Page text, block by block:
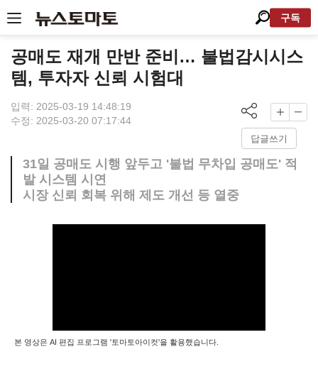
구독
공매도 재개 만반 준비… 불법감시시스
템, 투자자 신뢰 시험대
입력: 2025-03-19 14:48:19
수정: 2025-03-20 07:17:44
답글쓰기
31일 공매도 시행 앞두고 '불법 무차입 공매도' 적
발 시스템 시연
시장 신뢰 회복 위해 제도 개선 등 열중
본 영상은 AI 편집 프로그램 '토마토아이컷'을 활용했습니다.